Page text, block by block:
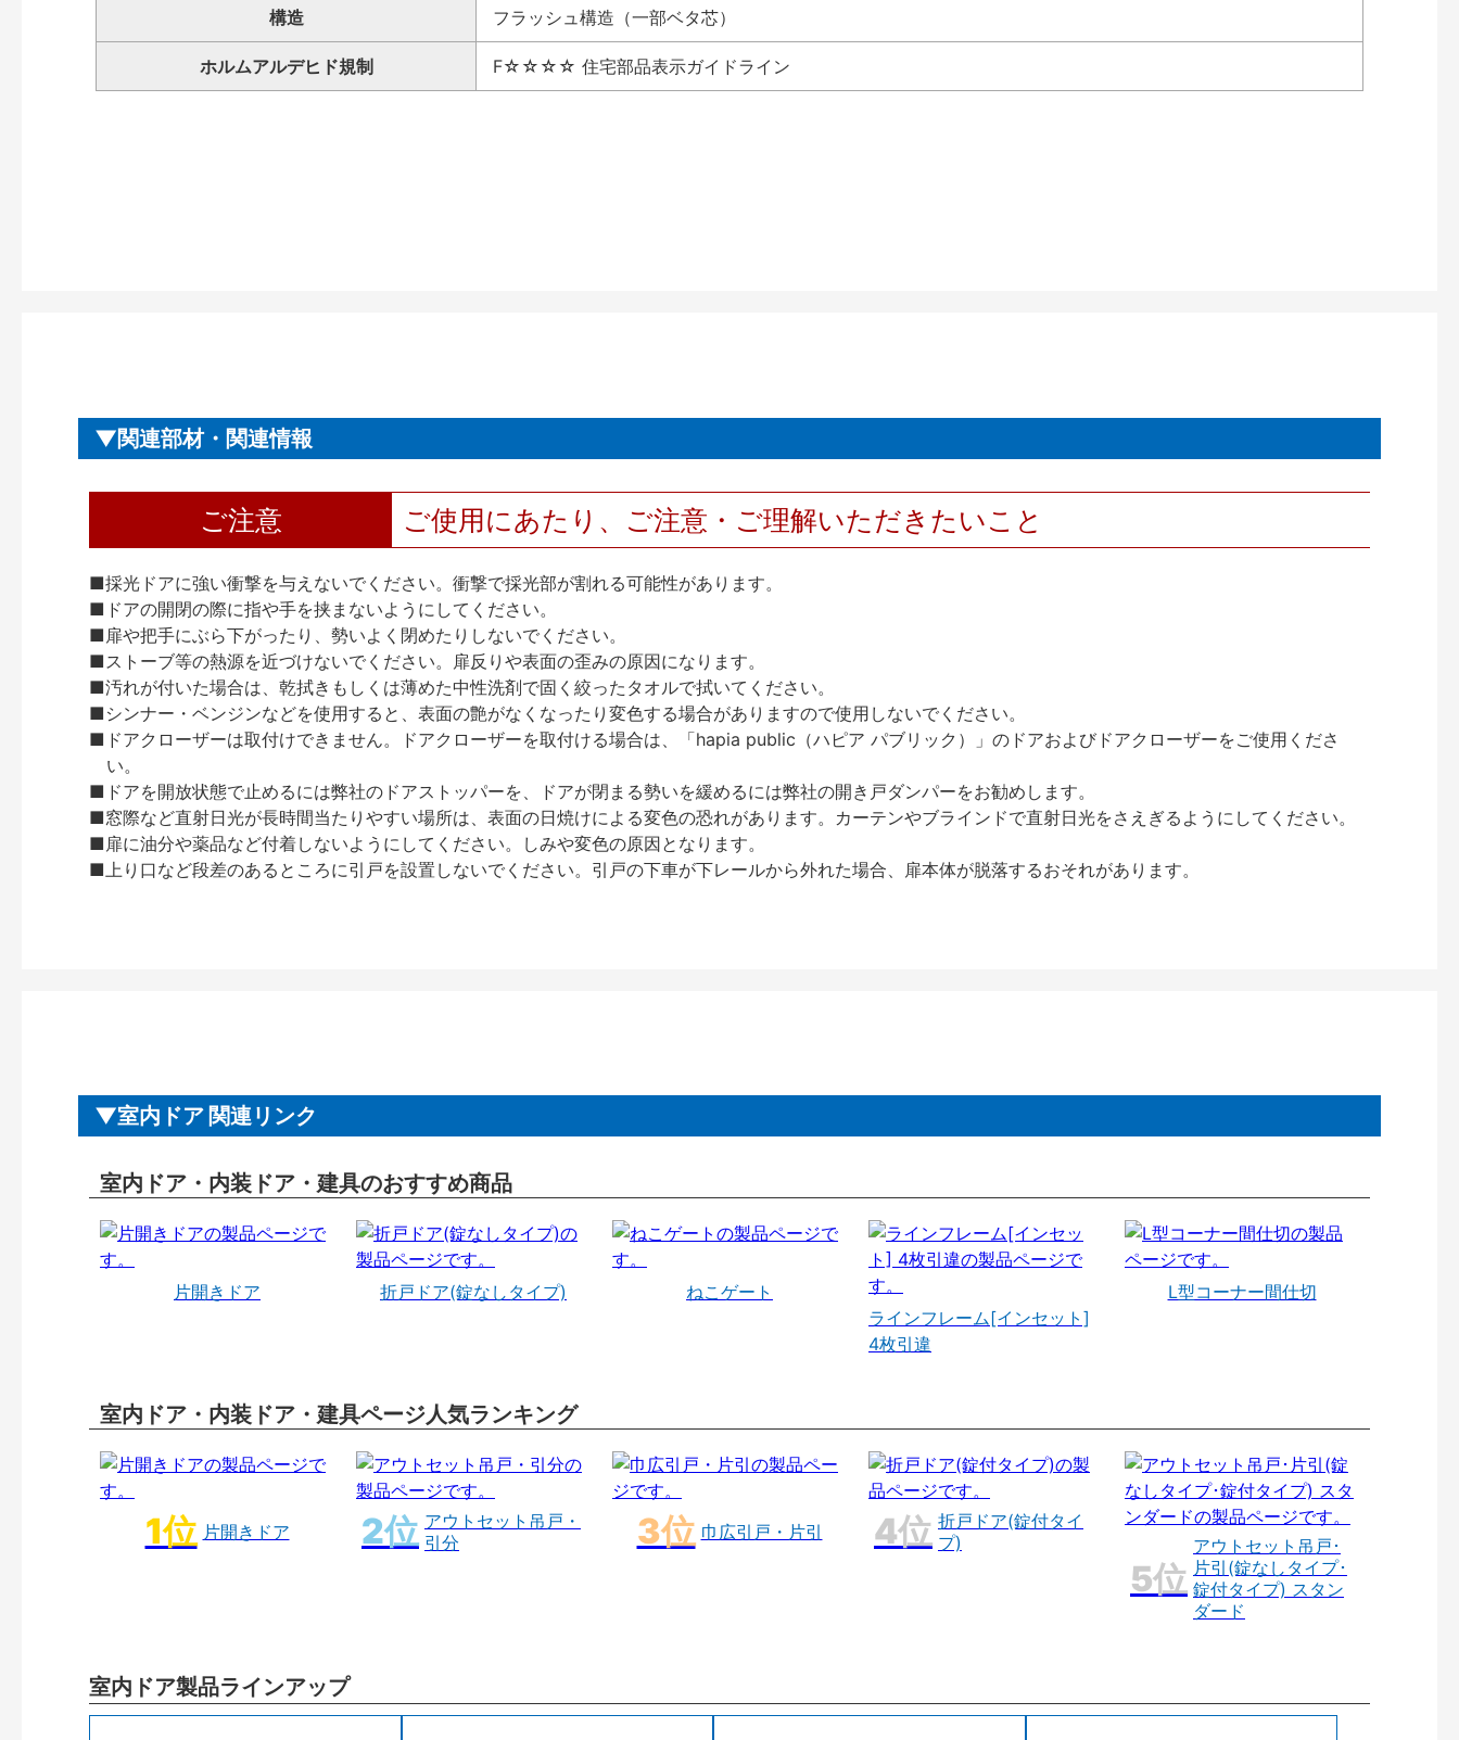
構造 フラッシュ構造（一部ベタ芯）
ホルムアルデヒド規制 F☆☆☆☆ 住宅部品表示ガイドライン
関連部材・関連情報
ご注意 ご使用にあたり、ご注意・ご理解いただきたいこと
■採光ドアに強い衝撃を与えないでください。衝撃で採光部が割れる可能性があります。
■ドアの開閉の際に指や手を挟まないようにしてください。
■扉や把手にぶら下がったり、勢いよく閉めたりしないでください。
■ストーブ等の熱源を近づけないでください。扉反りや表面の歪みの原因になります。
■汚れが付いた場合は、乾拭きもしくは薄めた中性洗剤で固く絞ったタオルで拭いてください。
■シンナー・ベンジンなどを使用すると、表面の艶がなくなったり変色する場合がありますので使用しないでください。
■ドアクローザーは取付けできません。ドアクローザーを取付ける場合は、「hapia public（ハピア パブリック）」のドアおよびドアクローザーをご使用くださ
い。
■ドアを開放状態で止めるには弊社のドアストッパーを、ドアが閉まる勢いを緩めるには弊社の開き戸ダンパーをお勧めします。
■窓際など直射日光が長時間当たりやすい場所は、表面の日焼けによる変色の恐れがあります。カーテンやブラインドで直射日光をさえぎるようにしてください。
■扉に油分や薬品など付着しないようにしてください。しみや変色の原因となります。
■上り口など段差のあるところに引戸を設置しないでください。引戸の下車が下レールから外れた場合、扉本体が脱落するおそれがあります。
室内ドア 関連リンク
室内ドア・内装ドア・建具のおすすめ商品
片開きドア 折戸ドア(錠なしタイプ)
ねこゲート
ラインフレーム[インセット]
4枚引違
L型コーナー間仕切
室内ドア・内装ドア・建具ページ人気ランキング
片開きドア
アウトセット吊戸・
引分
巾広引戸・片引
折戸ドア(錠付タイ
プ)
アウトセット吊戸･
片引(錠なしタイプ･
錠付タイプ) スタン
ダード
室内ドア製品ラインアップ